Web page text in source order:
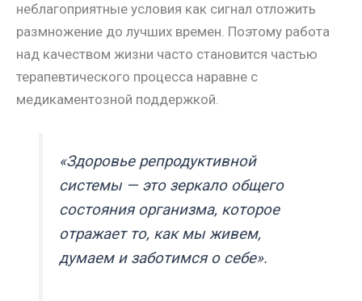
неблагоприятные условия как сигнал отложить
размножение до лучших времен. Поэтому работа
над качеством жизни часто становится частью
терапевтического процесса наравне с
медикаментозной поддержкой.
«Здоровье репродуктивной
системы — это зеркало общего
состояния организма, которое
отражает то, как мы живем,
думаем и заботимся о себе».